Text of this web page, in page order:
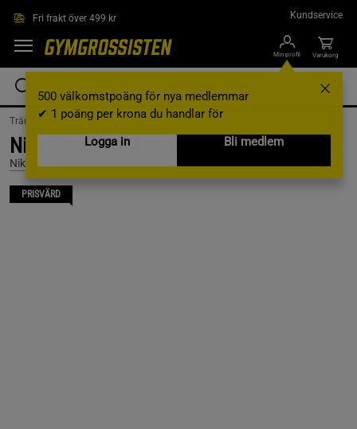
Fri frakt över 499 kr Kundservice
Min profil
500 välkomstpoäng för nya medlemmar
✔ 1 poäng per krona du handlar för
Logga in
Bli medlem
Varukorg
Träningskläder / Träningskläder Dam /Träningsskor
Nike Savaleos, Ashen Slate/Green, Stl 45
Nike
PRISVÄRD